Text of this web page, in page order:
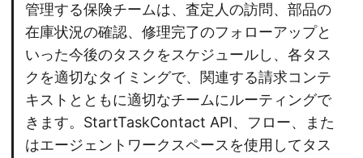
管理する保険チームは、査定人の訪問、部品の
在庫状況の確認、修理完了のフォローアップと
いった今後のタスクをスケジュールし、各タス
クを適切なタイミングで、関連する請求コンテ
キストとともに適切なチームにルーティングで
きます。StartTaskContact API、フロー、また
はエージェントワークスペースを使用してタス